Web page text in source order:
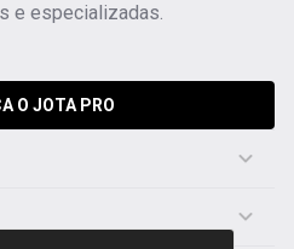
e especializadas.
O JOTA PRO